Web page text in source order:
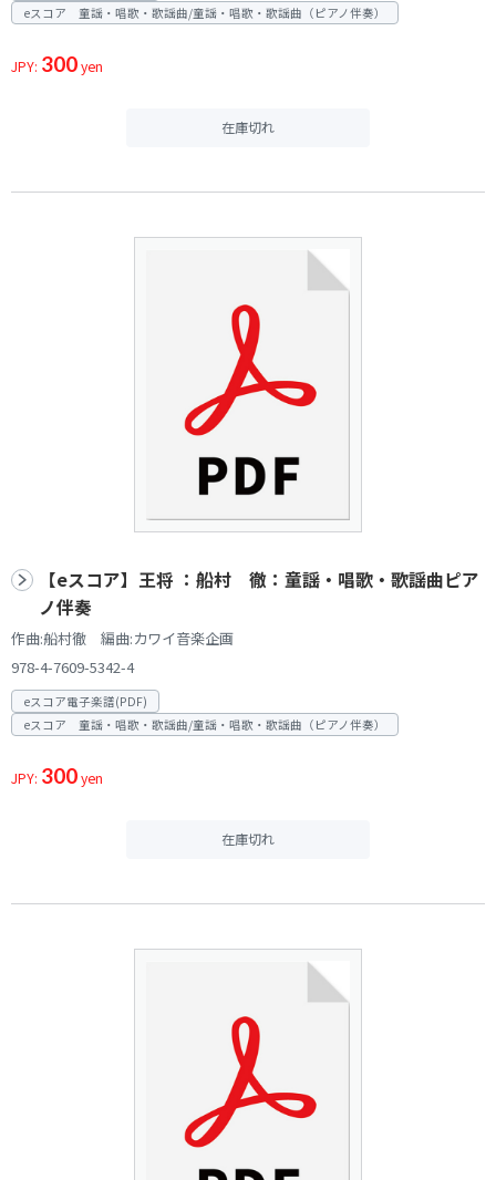
eスコア 童謡・唱歌・歌謡曲/童謡・唱歌・歌謡曲（ピアノ伴奏）
JPY: 300yen
在庫切れ
【eスコア】王将 ：船村 徹：童謡・唱歌・歌謡曲ピア
ノ伴奏
作曲:船村徹 編曲:カワイ音楽企画
978-4-7609-5342-4
eスコア電子楽譜(PDF)
eスコア 童謡・唱歌・歌謡曲/童謡・唱歌・歌謡曲（ピアノ伴奏）
JPY: 300yen
在庫切れ